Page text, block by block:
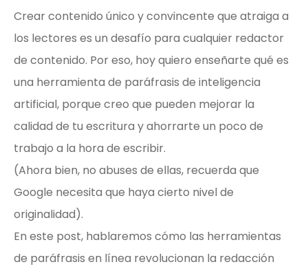
Crear contenido único y convincente que atraiga a
los lectores es un desafío para cualquier redactor
de contenido. Por eso, hoy quiero enseñarte qué es
una herramienta de paráfrasis de inteligencia
artificial, porque creo que pueden mejorar la
calidad de tu escritura y ahorrarte un poco de
trabajo a la hora de escribir.
(Ahora bien, no abuses de ellas, recuerda que
Google necesita que haya cierto nivel de
originalidad).
En este post, hablaremos cómo las herramientas
de paráfrasis en línea revolucionan la redacción